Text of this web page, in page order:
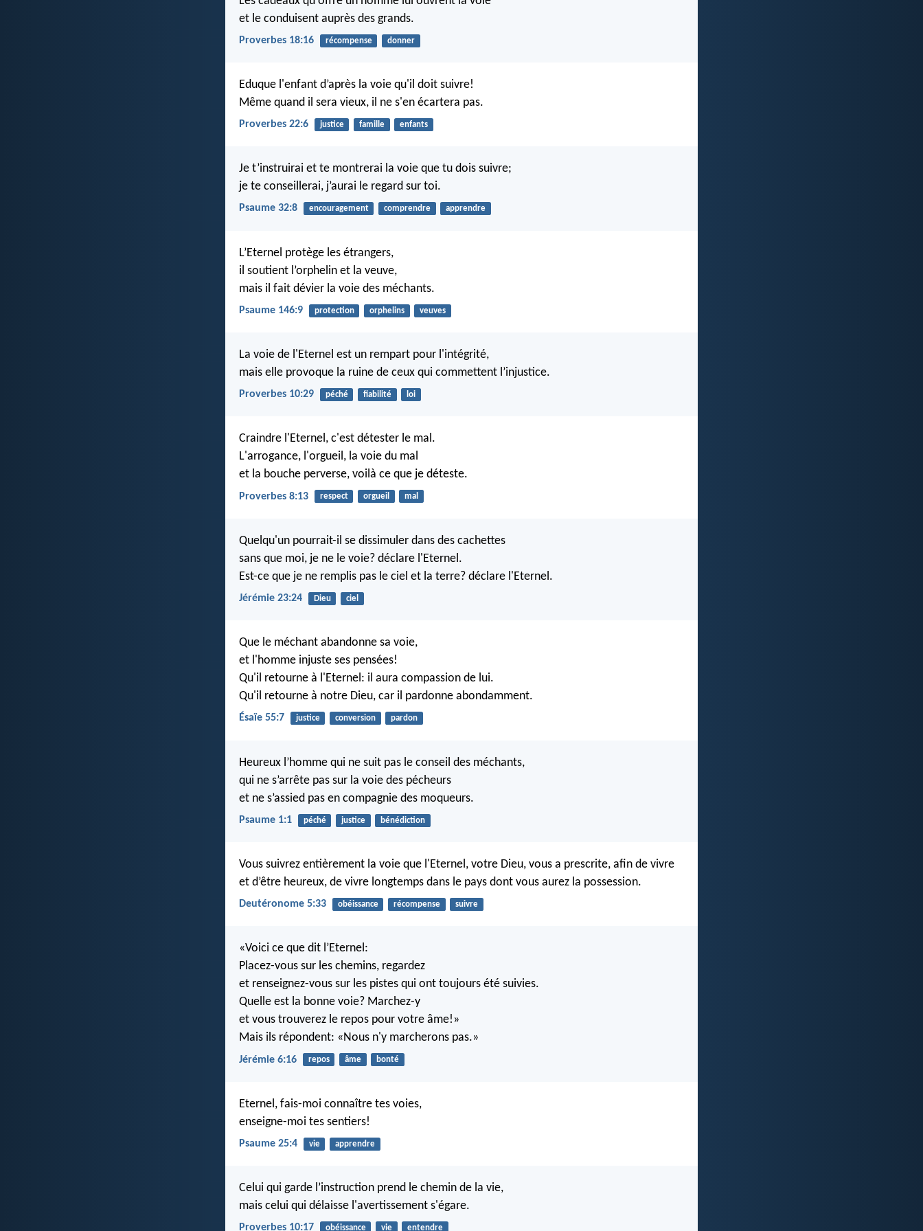
et le conduisent auprès des grands.
Proverbes 18:16 récompense donner
Eduque l'enfant d’après la voie qu'il doit suivre!
Même quand il sera vieux, il ne s'en écartera pas.
Proverbes 22:6 justice famille enfants
Je t’instruirai et te montrerai la voie que tu dois suivre;
je te conseillerai, j’aurai le regard sur toi.
Psaume 32:8 encouragement comprendre apprendre
L’Eternel protège les étrangers,
il soutient l’orphelin et la veuve,
mais il fait dévier la voie des méchants.
Psaume 146:9 protection orphelins veuves
La voie de l'Eternel est un rempart pour l'intégrité,
mais elle provoque la ruine de ceux qui commettent l’injustice.
Proverbes 10:29 péché fiabilité loi
Craindre l'Eternel, c'est détester le mal.
L'arrogance, l'orgueil, la voie du mal
et la bouche perverse, voilà ce que je déteste.
Proverbes 8:13 respect orgueil mal
Quelqu'un pourrait-il se dissimuler dans des cachettes
sans que moi, je ne le voie? déclare l'Eternel.
Est-ce que je ne remplis pas le ciel et la terre? déclare l'Eternel.
Jérémie 23:24 Dieu ciel
Que le méchant abandonne sa voie,
et l'homme injuste ses pensées!
Qu'il retourne à l'Eternel: il aura compassion de lui.
Qu'il retourne à notre Dieu, car il pardonne abondamment.
Ésaïe 55:7 justice conversion pardon
Heureux l’homme qui ne suit pas le conseil des méchants,
qui ne s’arrête pas sur la voie des pécheurs
et ne s’assied pas en compagnie des moqueurs.
Psaume 1:1 péché justice bénédiction
Vous suivrez entièrement la voie que l'Eternel, votre Dieu, vous a prescrite, afin de vivre
et d’être heureux, de vivre longtemps dans le pays dont vous aurez la possession.
Deutéronome 5:33 obéissance récompense suivre
«Voici ce que dit l’Eternel:
Placez-vous sur les chemins, regardez
et renseignez-vous sur les pistes qui ont toujours été suivies.
Quelle est la bonne voie? Marchez-y
et vous trouverez le repos pour votre âme!»
Mais ils répondent: «Nous n'y marcherons pas.»
Jérémie 6:16 repos âme bonté
Eternel, fais-moi connaître tes voies,
enseigne-moi tes sentiers!
Psaume 25:4 vie apprendre
Celui qui garde l’instruction prend le chemin de la vie,
mais celui qui délaisse l'avertissement s'égare.
Proverbes 10:17 obéissance vie entendre